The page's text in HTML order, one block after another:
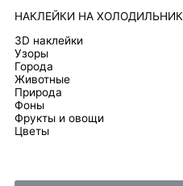
НАКЛЕЙКИ НА ХОЛОДИЛЬНИК
3D наклейки
Узоры
Города
Животные
Природа
Фоны
Фрукты и овощи
Цветы